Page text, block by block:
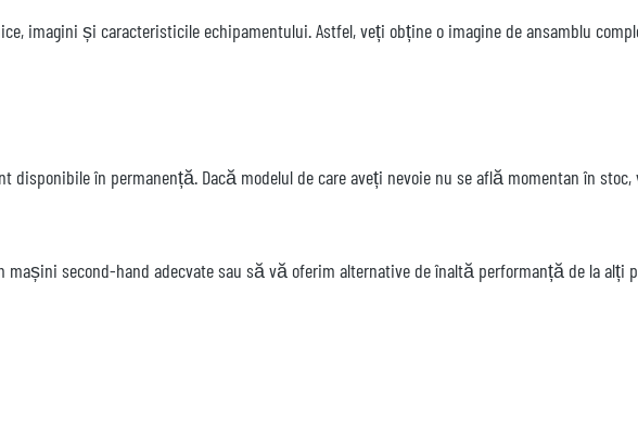
imagini și caracteristicile echipamentului. Astfel, veți obține o imagine de ansamblu
disponibile în permanență. Dacă modelul de care aveți nevoie nu se află momentan în
second-hand adecvate sau să vă oferim alternative de înaltă performanță de la alți